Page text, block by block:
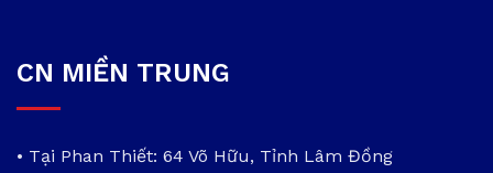
CN MIỀN TRUNG
• Tại Phan Thiết: 64 Võ Hữu, Tỉnh Lâm Đồng